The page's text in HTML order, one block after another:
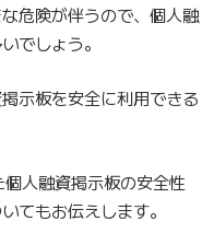
危険が伴うので、個人融
でしょう。
示板を安全に利用できる
人融資掲示板の安全性
てもお伝えします。